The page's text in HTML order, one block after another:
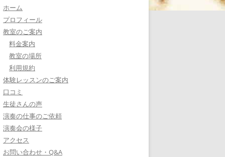
詳しく見る・・・
事。
保護者の方が指導者に求めることは…
詳しく見る・・・
上松さんとは、ラジオで
ホーム
プロフィール
教室のご案内
料金案内
教室の場所
利用規約
体験レッスンのご案内
口コミ
生徒さんの声
演奏の仕事のご依頼
演奏会の様子
アクセス
お問い合わせ・Q&A